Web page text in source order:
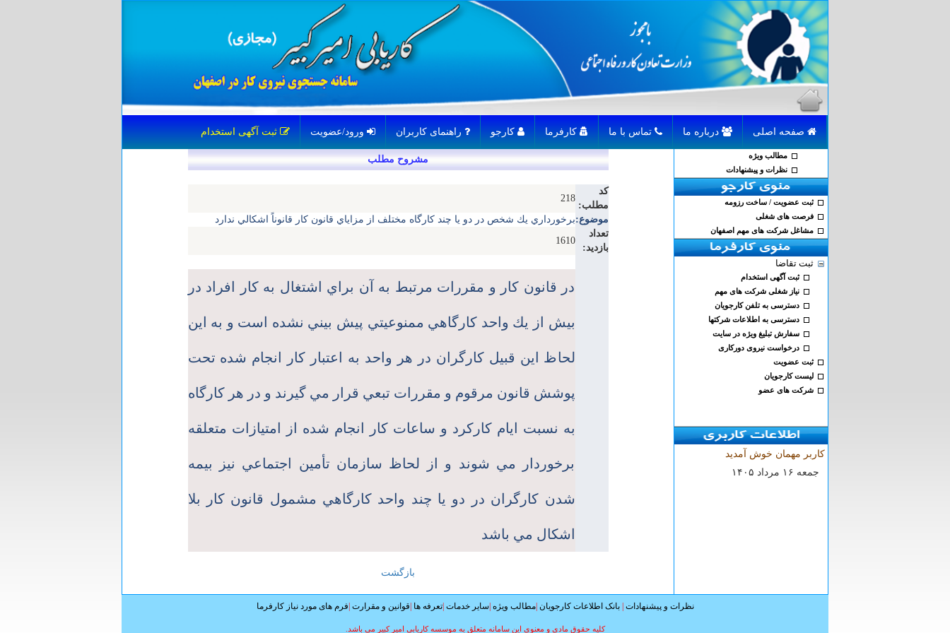
مشروح مطلب
کد
مطلب:
218
موضوع:برخورداري يك شخص در دو يا چند كارگاه مختلف از مزاياي قانون كار قانوناً اشكالي ندارد
تعداد
بازدید:
1610
در قانون كار و مقررات مرتبط به آن براي اشتغال به كار افراد در
بيش از يك واحد كارگاهي ممنوعيتي پيش بيني نشده است و به اين
لحاظ اين قبيل كارگران در هر واحد به اعتبار كار انجام شده تحت
پوشش قانون مرقوم و مقررات تبعي قرار مي گيرند و در هر كارگاه
به نسبت ايام كاركرد و ساعات كار انجام شده از امتيازات متعلقه
برخوردار مي شوند و از لحاظ سازمان تأمين اجتماعي نيز بيمه
شدن كارگران در دو يا چند واحد كارگاهي مشمول قانون كار بلا
اشكال مي باشد
بازگشت
مطالب ویژه
نظرات و پیشنهادات
ثبت عضویت / ساخت رزومه
فرصت های شغلی
مشاغل شرکت های مهم اصفهان
ثبت تقاضا
ثبت آگهی استخدام
نیاز شغلی شرکت های مهم
دسترسی به تلفن کارجویان
دسترسی به اطلاعات شرکتها
سفارش تبلیغ ویژه در سایت
درخواست نیروی دورکاری
ثبت عضویت
لیست کارجویان
شرکت های عضو
کاربر مهمان خوش آمدید
۱۴۰۵ جمعه ۱۶ مرداد
نظرات و پیشنهادات بانک اطلاعات کارجویان |مطالب ویژه سایر خدمات |تعرفه ها قوانین و مقرارت فرم های مورد نیاز کارفرما
.کلیه حقوق مادی و معنوی این سامانه متعلق به موسسه کاریابی امیر کبیر می باشد